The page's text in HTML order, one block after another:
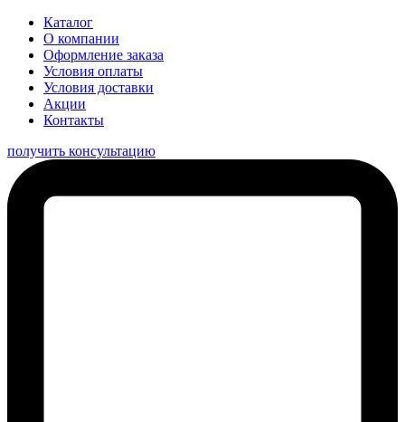
Каталог
О компании
Оформление заказа
Условия оплаты
Условия доставки
Акции
Контакты
получить консультацию